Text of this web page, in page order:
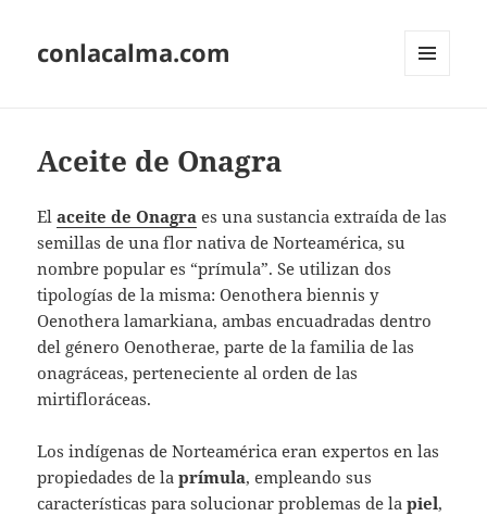
conlacalma.com
Aceite de Onagra
Elaceite de Onagra es una sustancia extraída de las
semillas de una flor nativa de Norteamérica, su
nombre popular es “prímula”. Se utilizan dos
tipologías de la misma: Oenothera biennis y
Oenothera lamarkiana, ambas encuadradas dentro
del género Oenotherae, parte de la familia de las
onagráceas, perteneciente al orden de las
mirtifloráceas.
Los indígenas de Norteamérica eran expertos en las
propiedades de laprímula, empleando sus
características para solucionar problemas de lapiel,